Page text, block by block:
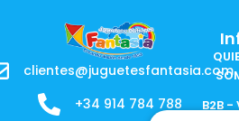
clientes@juguetesfantasia.com
+34 914 784 788
B2B -